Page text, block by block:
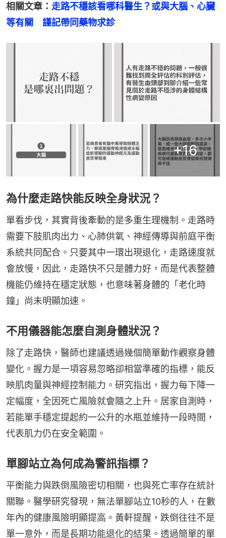
相關文章： 走路不穩該看哪科醫生？或與大腦、心臟
等有關　謹記帶同藥物求診
+16
為什麼走路快能反映全身狀況？
單看步伐，其實背後牽動的是多重生理機制。走路時
需要下肢肌肉出力、心肺供氧、神經傳導與前庭平衡
系統共同配合。只要其中一環出現退化，走路速度就
會放慢，因此，走路快不只是體力好，而是代表整體
機能仍維持在穩定狀態，也意味著身體的「老化時
鐘」尚未明顯加速。
不用儀器能怎麼自測身體狀況？
除了走路快，醫師也建議透過幾個簡單動作觀察身體
變化。握力是一項容易忽略卻相當準確的指標，能反
映肌肉量與神經控制能力。研究指出，握力每下降一
定幅度，全因死亡風險就會隨之上升。居家自測時，
若能單手穩定提起約一公升的水瓶並維持一段時間，
代表肌力仍在安全範圍。
單腳站立為何成為警訊指標？
平衡能力與跌倒風險密切相關，也與死亡率存在統計
關聯。醫學研究發現，無法單腳站立10秒的人，在數
年內的健康風險明顯提高。黃軒提醒，跌倒往往不是
單一意外，而是長期功能退化的結果。透過簡單的單